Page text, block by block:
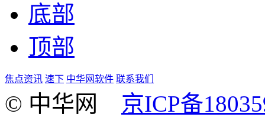
底部
顶部
焦点资讯 速下 中华网软件 联系我们
© 中华网 京ICP备